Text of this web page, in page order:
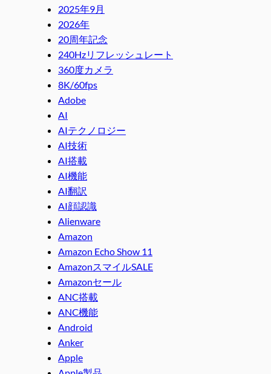
2025年9月
2026年
20周年記念
240Hzリフレッシュレート
360度カメラ
8K/60fps
Adobe
AI
AIテクノロジー
AI技術
AI搭載
AI機能
AI翻訳
AI顔認識
Alienware
Amazon
Amazon Echo Show 11
AmazonスマイルSALE
Amazonセール
ANC搭載
ANC機能
Android
Anker
Apple